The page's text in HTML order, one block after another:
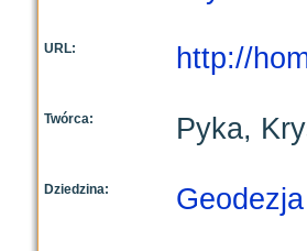
URL: http://
Twórca: Pyka,
Dziedzina: